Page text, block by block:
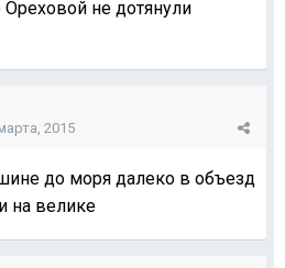
Ореховой не дотянули
2015
до моря далеко в объезд
на велике